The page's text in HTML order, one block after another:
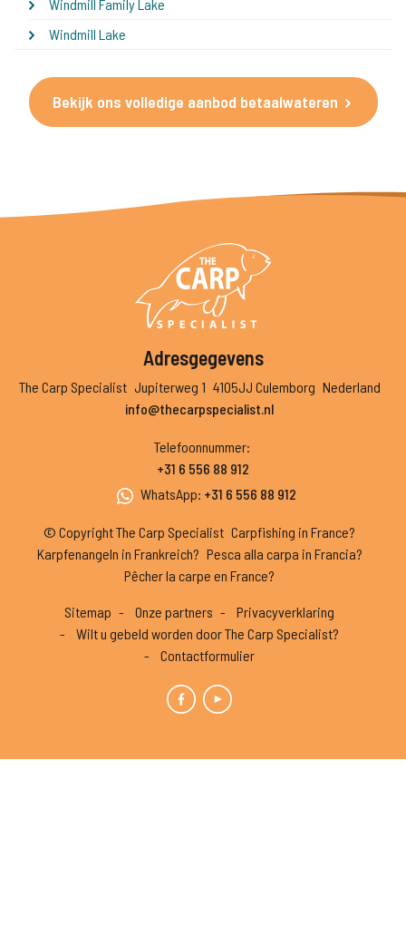
Windmill Family Lake
Windmill Lake
Bekijk ons volledige aanbod betaalwateren
Adresgegevens
The Carp Specialist Jupiterweg 1 4105JJ Culemborg Nederland
info@thecarpspecialist.nl
Telefoonnummer:
+31 6 556 88 912
WhatsApp: +31 6 556 88 912
© Copyright The Carp Specialist Carpfishing in France?
Karpfenangeln in Frankreich? Pesca alla carpa in Francia?
Pêcher la carpe en France?
Sitemap Onze partners
Privacyverklaring
Wilt u gebeld worden door The Carp Specialist?
Contactformulier